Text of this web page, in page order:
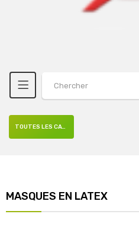
TOUTES LES CATÉGORIES
MASQUES EN LATEX